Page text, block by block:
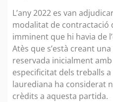
L’any 2022 es van
modalitat de contractació
imminent que hi havia de
Atès que s’està creant
reservada inicialment
especificitat dels treballs
laurediana ha considerat
crèdits a aquesta partida.